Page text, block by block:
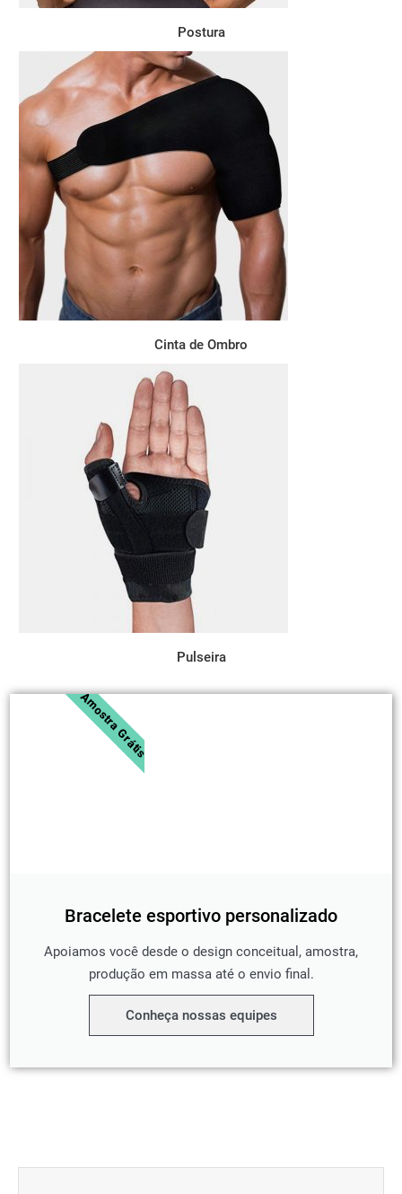
Postura
Cinta de Ombro
Pulseira
Bracelete esportivo personalizado
Apoiamos você desde o design conceitual, amostra,
produção em massa até o envio final.
Conheça nossas equipes
Amostra Grátis